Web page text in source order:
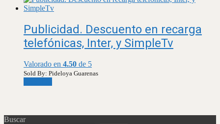
Publicidad. Descuento en recarga
telefónicas, Inter, y SimpleTv
Valorado en 4.50 de 5
Sold By: Pideloya Guarenas
Buscar